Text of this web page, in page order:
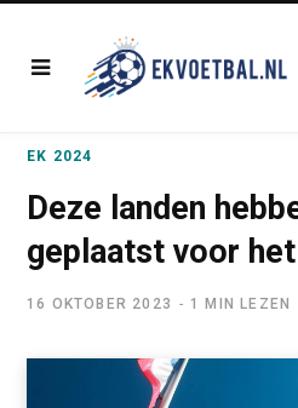
EK 2024
Deze landen
geplaatst voor
16 OKTOBER 2023 1 MIN LEZEN